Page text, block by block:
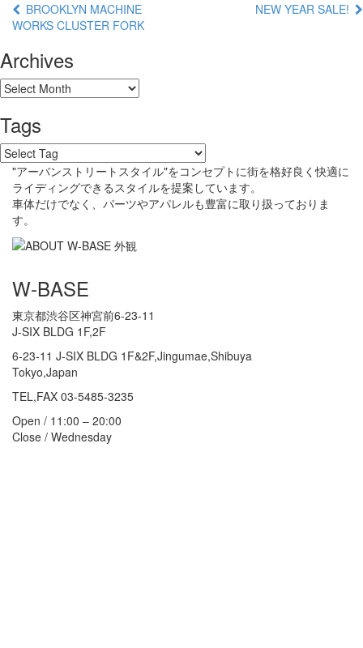
BROOKLYN MACHINE
WORKS CLUSTER FORK
NEW YEAR SALE!
Archives
Tags
"アーバンストリートスタイル"をコンセプトに街を格好良く快適に
ライディングできるスタイルを提案しています。
車体だけでなく、パーツやアパレルも豊富に取り扱っておりま
す。
W-BASE
東京都渋谷区神宮前6-23-11
J-SIX BLDG 1F,2F
6-23-11 J-SIX BLDG 1F&2F,Jingumae,Shibuya
Tokyo,Japan
TEL,FAX 03-5485-3235
Open / 11:00 – 20:00
Close / Wednesday